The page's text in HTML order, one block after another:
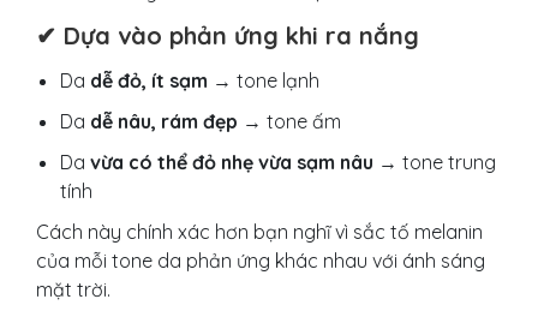
✔ Dựa vào phản ứng khi ra nắng
Da dễ đỏ, ít sạm → tone lạnh
Da dễ nâu, rám đẹp → tone ấm
Da vừa có thể đỏ nhẹ vừa sạm nâu → tone trung
tính
Cách này chính xác hơn bạn nghĩ vì sắc tố melanin
của mỗi tone da phản ứng khác nhau với ánh sáng
mặt trời.